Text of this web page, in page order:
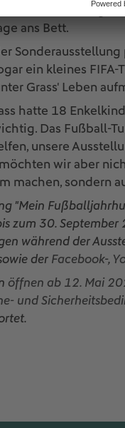
Linksaußen
ans Bett.
ein kleines
Grass' Leben
hatte 18
Das Fußball-
unsere
wir aber
machen, sondern
"Mein
zum 30.
während der
der Facebook-,
öffnen ab 12. Mai
und